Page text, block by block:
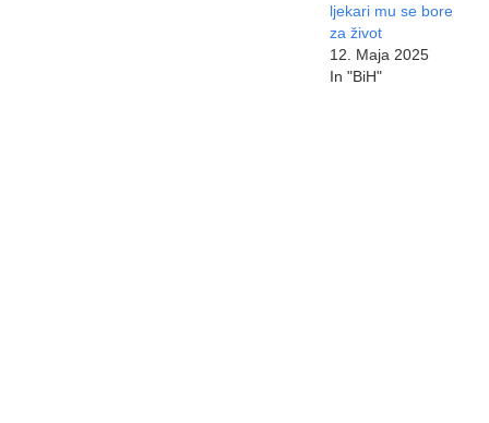
ljekari mu se bore
za život
12. Maja 2025
In "BiH"